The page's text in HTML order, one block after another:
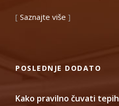
[ Saznajte više ]
POSLEDNJE DODATO
Kako pravilno čuvati